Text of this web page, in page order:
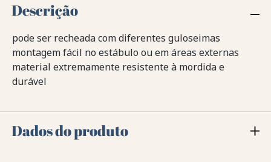
Descrição
pode ser recheada com diferentes guloseimas
montagem fácil no estábulo ou em áreas externas
material extremamente resistente à mordida e
durável
Dados do produto